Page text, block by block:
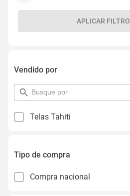
APLICAR FILTRO
Vendido por
pesquisar
por
Telas Tahiti
Tipo de compra
Compra nacional